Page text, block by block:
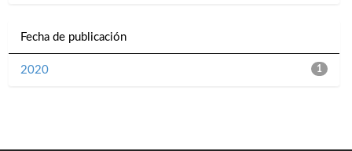
Fecha de publicación
1
2020